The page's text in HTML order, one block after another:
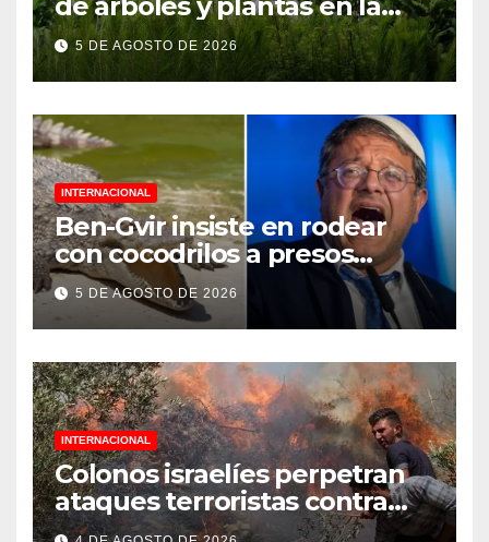
Jornada Nacional de
Reforestación 2026
5 DE AGOSTO DE 2026
INTERNACIONAL
Ben-Gvir insiste en rodear
con cocodrilos a presos
palestinos
5 DE AGOSTO DE 2026
INTERNACIONAL
Colonos israelíes perpetran
ataques terroristas contra
familias palestinas en